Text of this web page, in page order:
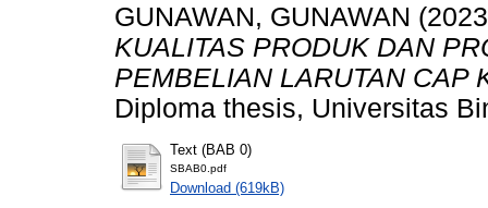
GUNAWAN, GUNAWAN
KUALITAS PRODUK DAN
PEMBELIAN LARUTAN CAP
Diploma thesis, Universitas
Text (BAB 0)
SBAB0.pdf
Download (619kB)